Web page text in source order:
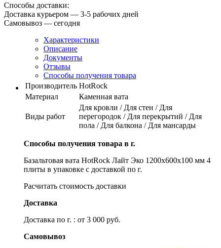
Способы доставки:
Доставка курьером — 3-5 рабочих дней
Самовывоз — сегодня
Характеристики
Описание
Документы
Отзывы
Способы получения товара
Производитель HotRock
Материал
Каменная вата
Виды работ
Для кровли / Для стен / Для
перегородок / Для перекрытий / Для
пола / Для балкона / Для мансарды
Способы получения товара в г.
Базальтовая вата HotRock Лайт Эко 1200x600x100 мм 4
плиты в упаковке с доставкой по г.
Расчитать стоимость доставки
Доставка
Доставка по г. : от 3 000 руб.
Самовывоз